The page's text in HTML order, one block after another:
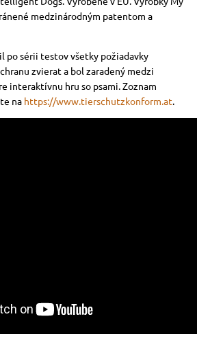
medzinárodným patentom a
po sérii testov všetky požiadavky
zvierat a bol zaradený medzi
interaktívnu hru so psami.Zoznam
na https://www.tierschutzkonform.at.